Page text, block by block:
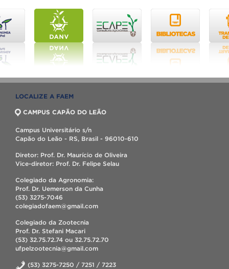
LOCALIZE A FAEM
CAMPUS CAPÃO DO LEÃO
Campus Universitário s/n
Capão do Leão - RS, Brasil - 96010-610
Diretor: Prof. Dr. Maurício de Oliveira
Vice-diretor: Prof. Dr. Felipe Selau
Colegiado da Agronomia:
Prof. Dr. Uemerson da Cunha
(53) 3275-7046
colegiadofaem@gmail.com
Colegiado da Zootecnia
Prof. Dr. Stefani Macari
(53) 32.75.72.74 ou 32.75.72.70
ufpelzootecnia@gmail.com
(53) 3275-7250 / 7251 / 7223